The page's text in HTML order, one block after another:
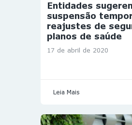
Entidades
suspensão
reajustes de
planos de saúde
17 de abril de 2020
Leia Mais